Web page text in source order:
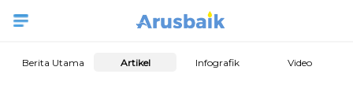
Berita Utama Artikel Infografik Video